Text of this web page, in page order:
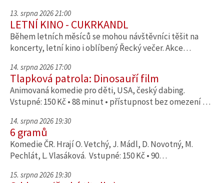
13. srpna 2026 21:00
LETNÍ KINO - CUKRKANDL
Během letních měsíců se mohou návštěvníci těšit na
koncerty, letní kino i oblíbený Řecký večer. Akce…
14. srpna 2026 17:00
Tlapková patrola: Dinosauří film
Animovaná komedie pro děti, USA, český dabing.
Vstupné: 150 Kč • 88 minut • přístupnost bez omezení …
14. srpna 2026 19:30
6 gramů
Komedie ČR. Hrají O. Vetchý, J. Mádl, D. Novotný, M.
Pechlát, L. Vlasáková. Vstupné: 150 Kč • 90…
15. srpna 2026 19:30